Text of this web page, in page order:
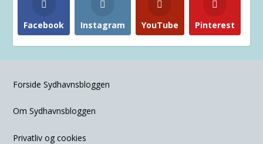
Facebook Instagram YouTube Pinterest
Forside Sydhavnsbloggen
Om Sydhavnsbloggen
Privatliv og cookies